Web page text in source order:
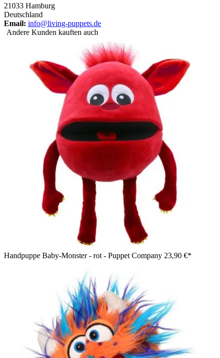
21033 Hamburg
Deutschland
Email: info@living-puppets.de
Andere Kunden kauften auch
Handpuppe Baby-Monster - rot - Puppet Company 23,90 €*